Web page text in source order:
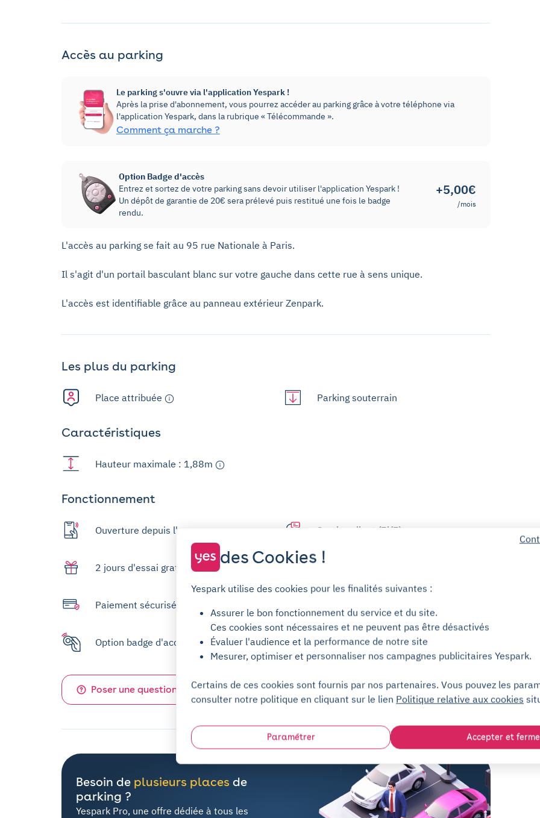
Accès au parking
Le parking s'ouvre via l'application Yespark !
Après la prise d'abonnement, vous pourrez accéder au parking grâce à votre téléphone via
l'application Yespark, dans la rubrique « Télécommande ».
Comment ça marche ?
Option Badge d'accès
Entrez et sortez de votre parking sans devoir utiliser l'application Yespark !
Un dépôt de garantie de 20€ sera prélevé puis restitué une fois le badge
rendu.
+5,00€
/mois
L'accès au parking se fait au 95 rue Nationale à Paris.
Il s'agit d'un portail basculant blanc sur votre gauche dans cette rue à sens unique.
L'accès est identifiable grâce au panneau extérieur Zenpark.
Les plus du parking
Place attribuée Parking souterrain
Caractéristiques
Hauteur maximale : 1,88m
Fonctionnement
Ouverture depuis l'app Service client (7j/7)
2 jours d'essai gratuit
Paiement sécurisé
Option badge d'accès disponible
Poser une question sur ce parking Centre d'aide
Besoin de plusieurs places de
parking ?
Yespark Pro, une offre dédiée à tous les
des Cookies !
Yespark utilise des cookies pour les finalités suivantes :
Assurer le bon fonctionnement du service et du site.
Ces cookies sont nécessaires et ne peuvent pas être désactivés
Évaluer l'audience et la performance de notre site
Mesurer, optimiser et personnaliser nos campagnes publicitaires Yespark.
Certains de ces cookies sont fournis par nos partenaires. Vous pouvez les
consulter notre politique en cliquant sur le lien Politique relative aux cookies
Paramétrer Accepter et